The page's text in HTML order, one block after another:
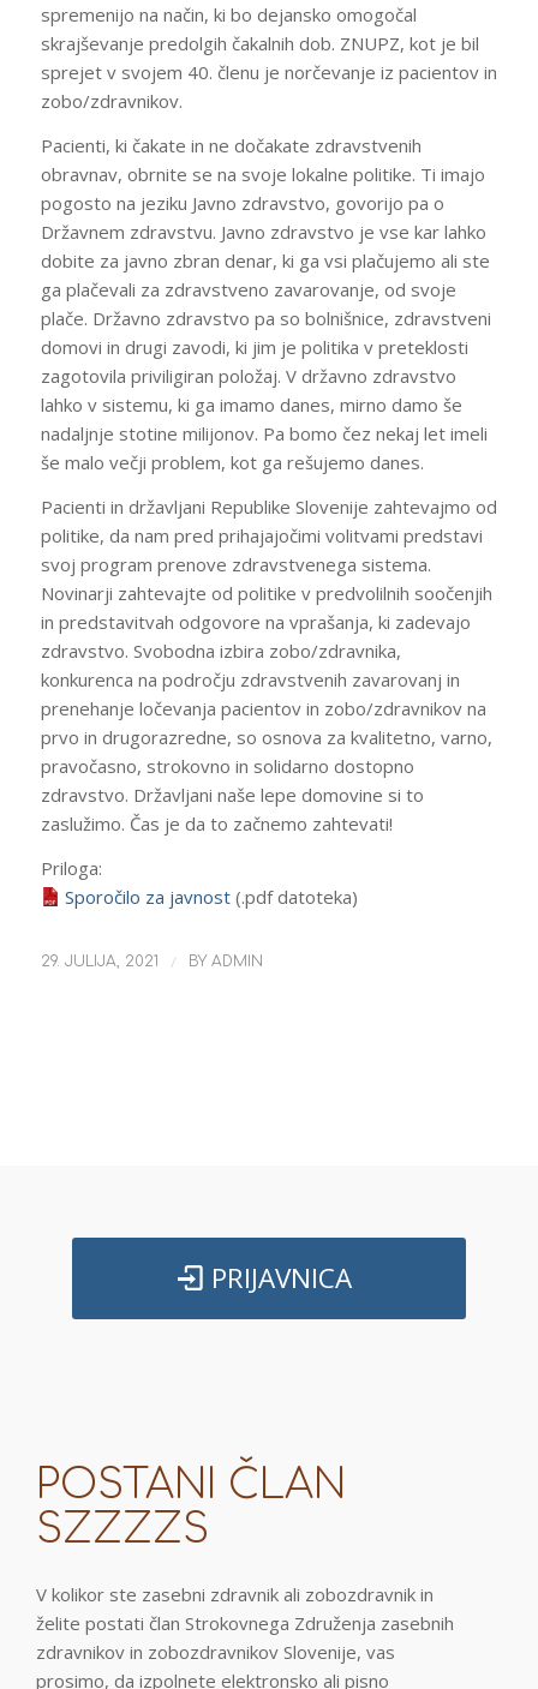
spremenijo na način, ki bo dejansko omogočal
skrajševanje predolgih čakalnih dob. ZNUPZ, kot je bil
sprejet v svojem 40. členu je norčevanje iz pacientov in
zobo/zdravnikov.
Pacienti, ki čakate in ne dočakate zdravstvenih
obravnav, obrnite se na svoje lokalne politike. Ti imajo
pogosto na jeziku Javno zdravstvo, govorijo pa o
Državnem zdravstvu. Javno zdravstvo je vse kar lahko
dobite za javno zbran denar, ki ga vsi plačujemo ali ste
ga plačevali za zdravstveno zavarovanje, od svoje
plače. Državno zdravstvo pa so bolnišnice, zdravstveni
domovi in drugi zavodi, ki jim je politika v preteklosti
zagotovila priviligiran položaj. V državno zdravstvo
lahko v sistemu, ki ga imamo danes, mirno damo še
nadaljnje stotine milijonov. Pa bomo čez nekaj let imeli
še malo večji problem, kot ga rešujemo danes.
Pacienti in državljani Republike Slovenije zahtevajmo od
politike, da nam pred prihajajočimi volitvami predstavi
svoj program prenove zdravstvenega sistema.
Novinarji zahtevajte od politike v predvolilnih soočenjih
in predstavitvah odgovore na vprašanja, ki zadevajo
zdravstvo. Svobodna izbira zobo/zdravnika,
konkurenca na področju zdravstvenih zavarovanj in
prenehanje ločevanja pacientov in zobo/zdravnikov na
prvo in drugorazredne, so osnova za kvalitetno, varno,
pravočasno, strokovno in solidarno dostopno
zdravstvo. Državljani naše lepe domovine si to
zaslužimo. Čas je da to začnemo zahtevati!
Priloga:
Sporočilo za javnost(.pdf datoteka)
29. JULIJA, 2021 / BY ADMIN
PRIJAVNICA
POSTANI ČLAN
SZZZZS
V kolikor ste zasebni zdravnik ali zobozdravnik in
želite postati član Strokovnega Združenja zasebnih
zdravnikov in zobozdravnikov Slovenije, vas
prosimo, da izpolnete elektronsko ali pisno